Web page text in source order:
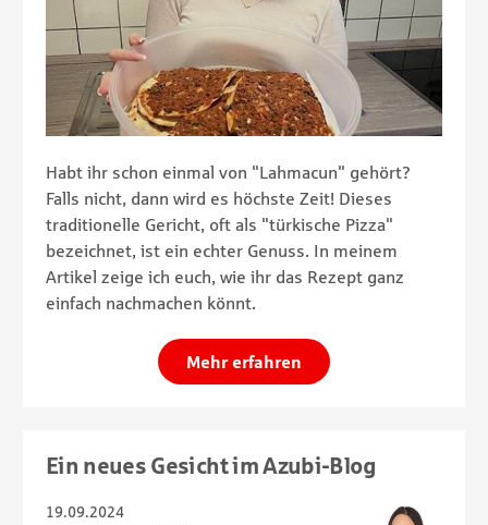
Habt ihr schon einmal von "Lahmacun" gehört?
Falls nicht, dann wird es höchste Zeit! Dieses
traditionelle Gericht, oft als "türkische Pizza"
bezeichnet, ist ein echter Genuss. In meinem
Artikel zeige ich euch, wie ihr das Rezept ganz
einfach nachmachen könnt.
Mehr erfahren
Ein neues Gesicht im Azubi-Blog
19.09.2024